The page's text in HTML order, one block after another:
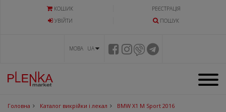
КОШИК
РЕЄСТРАЦІЯ
УВIЙТИ
ПОШУК
МОВА UA
Головна Каталог викрійки і лекал
BMW X1 M Sport 2016